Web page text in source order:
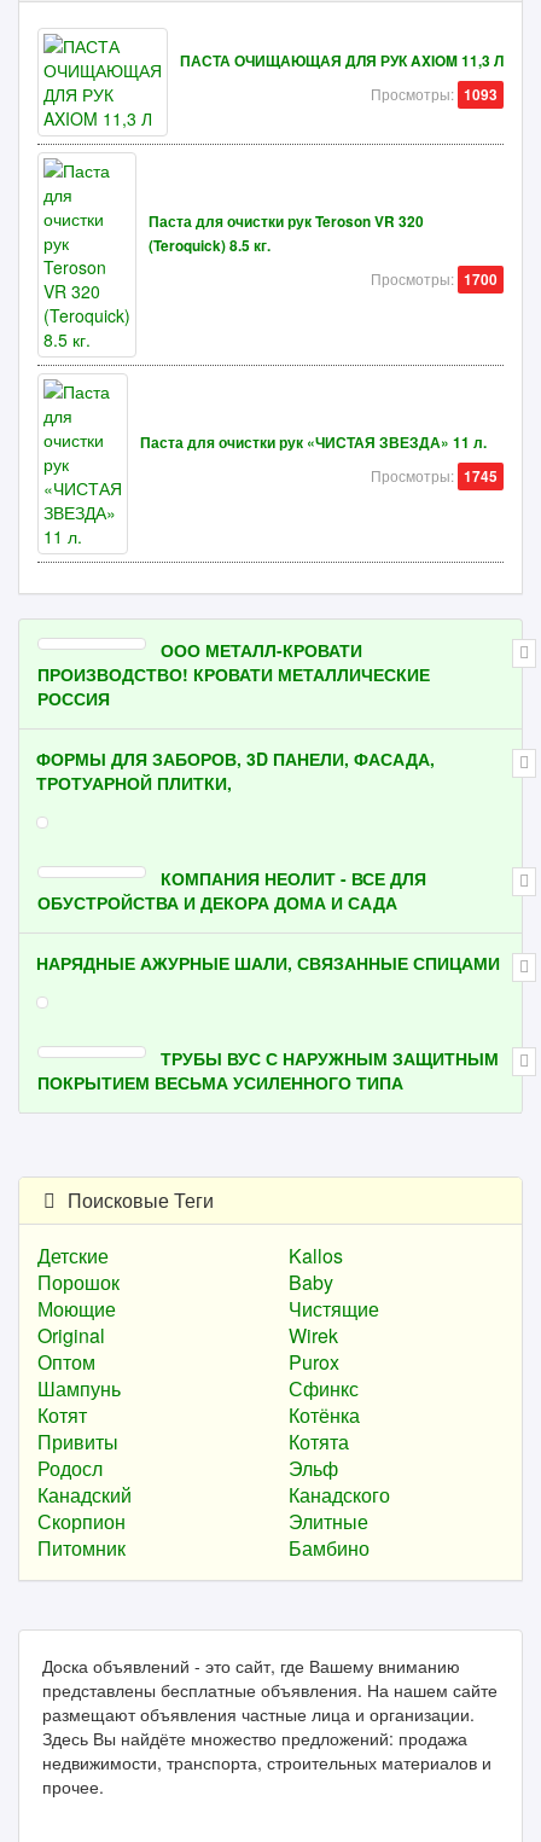
ПАСТА ОЧИЩАЮЩАЯ ДЛЯ РУК AXIOM 11,3 Л
Просмотры: 1093
Паста для очистки рук Teroson VR 320
(Teroquick) 8.5 кг.
Просмотры: 1700
Паста для очистки рук «ЧИСТАЯ ЗВЕЗДА» 11 л.
Просмотры: 1745
ООО МЕТАЛЛ-КРОВАТИ
ПРОИЗВОДСТВО! КРОВАТИ МЕТАЛЛИЧЕСКИЕ
РОССИЯ
ФОРМЫ ДЛЯ ЗАБОРОВ, 3D ПАНЕЛИ, ФАСАДА,
ТРОТУАРНОЙ ПЛИТКИ,
КОМПАНИЯ НЕОЛИТ - ВСЕ ДЛЯ
ОБУСТРОЙСТВА И ДЕКОРА ДОМА И САДА
НАРЯДНЫЕ АЖУРНЫЕ ШАЛИ, СВЯЗАННЫЕ СПИЦАМИ
ТРУБЫ ВУС С НАРУЖНЫМ ЗАЩИТНЫМ
ПОКРЫТИЕМ ВЕСЬМА УСИЛЕННОГО ТИПА
Поисковые Теги
Детские
Kallos
Порошок
Baby
Моющие
Чистящие
Original
Wirek
Оптом
Purox
Шампунь
Сфинкс
Котят
Котёнка
Привиты
Котята
Родосл
Эльф
Канадский
Канадского
Скорпион
Элитные
Питомник
Бамбино
Доска объявлений - это сайт, где Вашему вниманию
представлены бесплатные объявления. На нашем сайте
размещают объявления частные лица и организации.
Здесь Вы найдёте множество предложений: продажа
недвижимости, транспорта, строительных материалов и
прочее.